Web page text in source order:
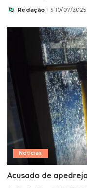
Posted
Redação 10/07/2025
Notícias
Acusado de